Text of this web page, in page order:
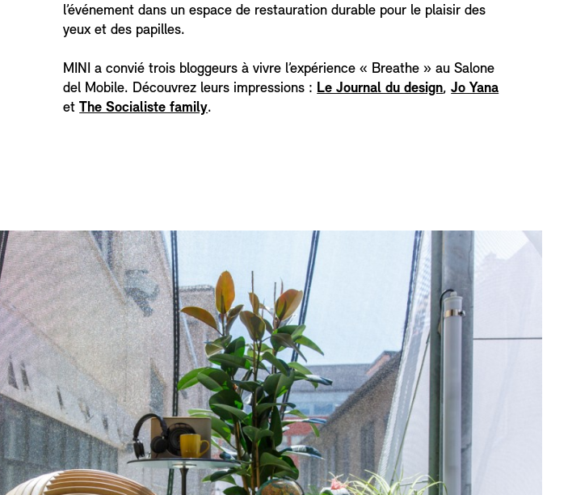
l’événement dans un espace de restauration durable pour le plaisir des
yeux et des papilles.
MINI a convié trois bloggeurs à vivre l’expérience « Breathe » au Salone
del Mobile. Découvrez leurs impressions : Le Journal du design,Jo Yana
etThe Socialiste family.